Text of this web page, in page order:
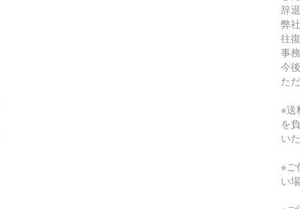
辞
弊
往
事
今
た
※送
を
い
※ご
い